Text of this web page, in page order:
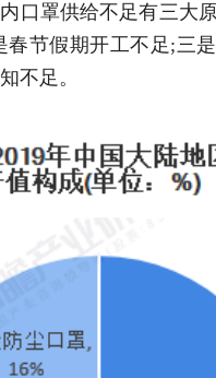
口罩供给不足有三大
春节假期开工不足;三
不足。